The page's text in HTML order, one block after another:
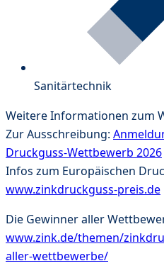
Sanitärtechnik
Weitere Informationen zum
Zur Ausschreibung:
Druckguss-Wettbewerb 2026
Infos zum Europäischen
www.zinkdruckguss-preis.de
Die Gewinner aller
www.zink.de/themen/
aller-wettbewerbe/